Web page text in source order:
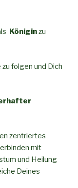
Königinzu
folgen und Dich
zentriertes
mit
und Heilung
Deines